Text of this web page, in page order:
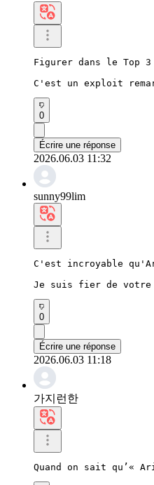
Figurer dans le Top 3
C'est un exploit
0
Écrire une réponse
2026.06.03 11:32
sunny99lim
C'est incroyable
Je suis fier de
0
Écrire une réponse
2026.06.03 11:18
가지런한
Quand on sait qu’«